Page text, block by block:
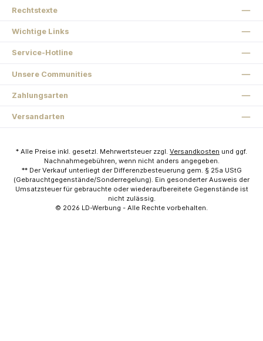
Rechtstexte
Wichtige Links
Service-Hotline
Unsere Communities
Zahlungsarten
Versandarten
* Alle Preise inkl. gesetzl. Mehrwertsteuer zzgl. Versandkosten und ggf.
Nachnahmegebühren, wenn nicht anders angegeben.
** Der Verkauf unterliegt der Differenzbesteuerung gem. § 25a UStG
(Gebrauchtgegenstände/Sonderregelung). Ein gesonderter Ausweis der
Umsatzsteuer für gebrauchte oder wiederaufbereitete Gegenstände ist
nicht zulässig.
© 2026 LD-Werbung - Alle Rechte vorbehalten.